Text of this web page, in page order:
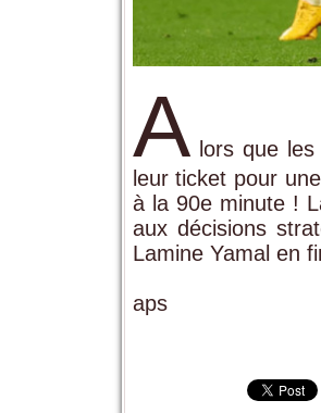
A lors que
leur ticket pour
à la 90e minute !
aux décisions
Lamine Yamal en
aps